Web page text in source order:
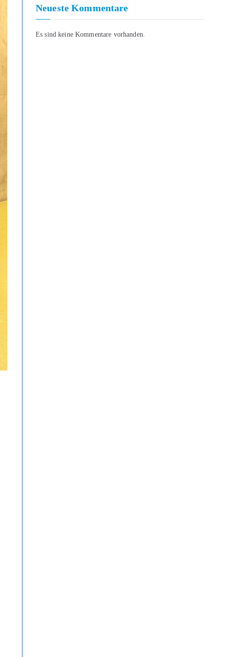
Neueste Kommentare
Es sind keine Kommentare vorhanden.